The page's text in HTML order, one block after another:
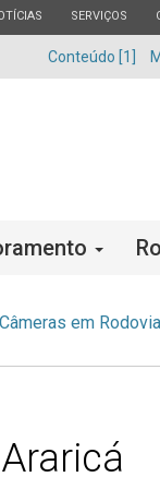
ESTADO
SERVIÇOS
Conteúdo [1]
Câmeras em